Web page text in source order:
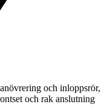
och inloppsrör,
och rak anslutning